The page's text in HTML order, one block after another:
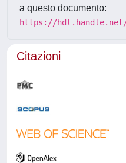
a questo documento:
https://hdl.handle.net/
Citazioni